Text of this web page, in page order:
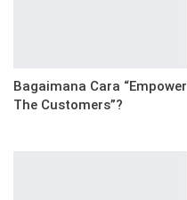
Bagaimana Cara “Empower
The Customers”?